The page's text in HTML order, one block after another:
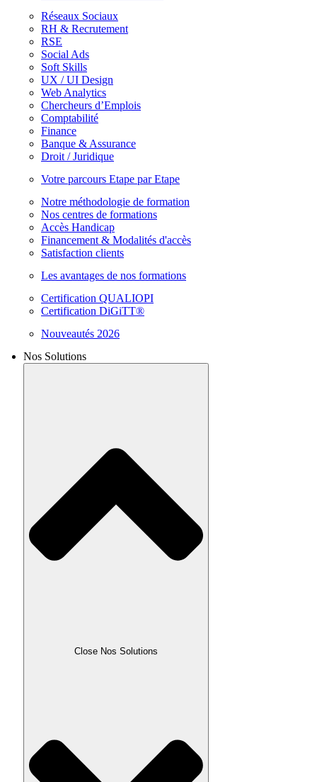
Réseaux Sociaux
RH & Recrutement
RSE
Social Ads
Soft Skills
UX / UI Design
Web Analytics
Chercheurs d’Emplois
Comptabilité
Finance
Banque & Assurance
Droit / Juridique
Votre parcours Etape par Etape
Notre méthodologie de formation
Nos centres de formations
Accès Handicap
Financement & Modalités d'accès
Satisfaction clients
Les avantages de nos formations
Certification QUALIOPI
Certification DiGiTT®
Nouveautés 2026
Nos Solutions
Close Nos Solutions